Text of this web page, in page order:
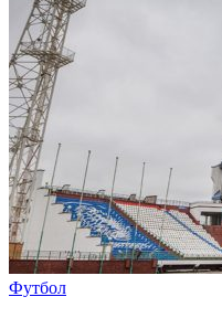
Футбол